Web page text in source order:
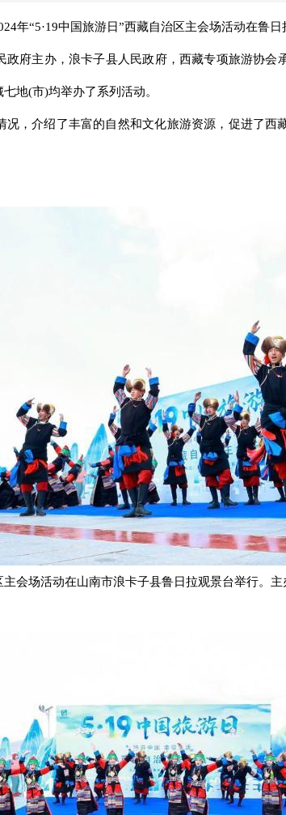
年“5·19中国旅游日”西藏自治区主会场活动在鲁
府主办，浪卡子县人民政府，西藏专项旅游协会
地(市)均举办了系列活动。
，介绍了丰富的自然和文化旅游资源，促进了
主会场活动在山南市浪卡子县鲁日拉观景台举行。主